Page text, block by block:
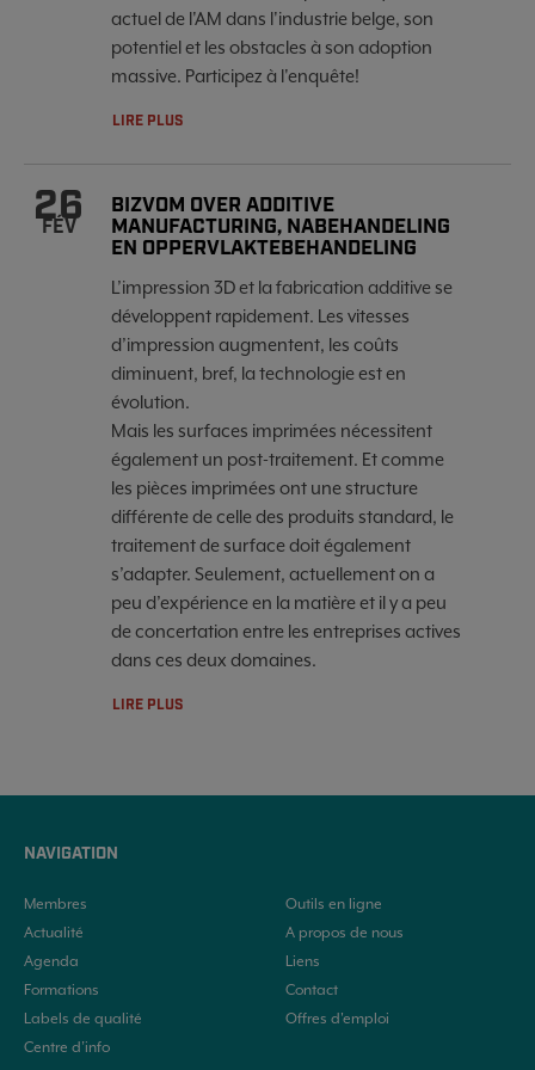
actuel de l'AM dans l'industrie belge, son
potentiel et les obstacles à son adoption
massive. Participez à l'enquête!
LIRE PLUS
26
FÉV
BIZVOM OVER ADDITIVE
MANUFACTURING, NABEHANDELING
EN OPPERVLAKTEBEHANDELING
L’impression 3D et la fabrication additive se
développent rapidement. Les vitesses
d’impression augmentent, les coûts
diminuent, bref, la technologie est en
évolution.
Mais les surfaces imprimées nécessitent
également un post-traitement. Et comme
les pièces imprimées ont une structure
différente de celle des produits standard, le
traitement de surface doit également
s’adapter. Seulement, actuellement on a
peu d’expérience en la matière et il y a peu
de concertation entre les entreprises actives
dans ces deux domaines.
LIRE PLUS
NAVIGATION
Membres
Actualité
Agenda
Formations
Labels de qualité
Centre d’info
Outils en ligne
A propos de nous
Liens
Contact
Offres d'emploi